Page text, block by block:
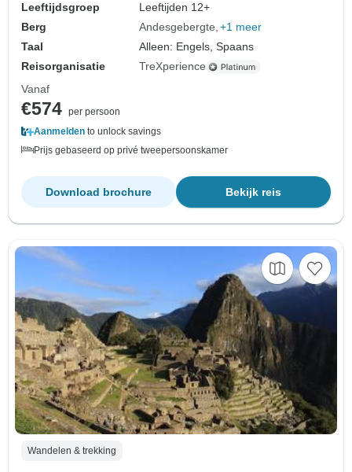
Leeftijdsgroep
Leeftijden 12+
Berg
Andesgebergte +1 meer
Taal
Alleen: Engels, Spaans
Reisorganisatie
TreXperience
Vanaf
€574 per persoon
Aanmelden to unlock savings
Prijs gebaseerd op privé tweepersoonskamer
Bekijk reis
Download brochure
Wandelen & trekking